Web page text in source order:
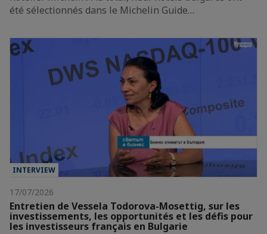
été sélectionnés dans le Michelin Guide…
INTERVIEW
17/07/2026
Entretien de Vessela Todorova-Mosettig, sur les
investissements, les opportunités et les défis pour
les investisseurs français en Bulgarie